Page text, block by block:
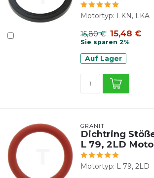
Motortyp: LKN, LKA
15,80 € 15,48 €
Sie sparen 2%
Auf Lager
GRANIT
Dichtring
L 79, 2LD
Motortyp: L 79, 2LD